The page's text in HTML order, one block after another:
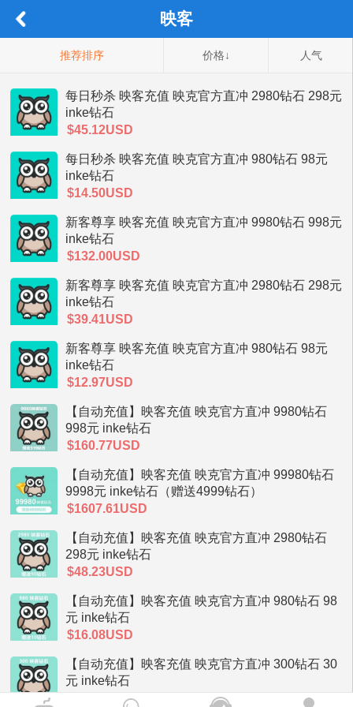
映客
推荐排序 价格↓ 人气
每日秒杀 映客充值 映克官方直冲 2980钻石 298元
inke钻石
$45.12USD
每日秒杀 映客充值 映克官方直冲 980钻石 98元
inke钻石
$14.50USD
新客尊享 映客充值 映克官方直冲 9980钻石 998元
inke钻石
$132.00USD
新客尊享 映客充值 映克官方直冲 2980钻石 298元
inke钻石
$39.41USD
新客尊享 映客充值 映克官方直冲 980钻石 98元
inke钻石
$12.97USD
【自动充值】映客充值 映克官方直冲 9980钻石
998元 inke钻石
$160.77USD
【自动充值】映客充值 映克官方直冲 99980钻石
9998元 inke钻石（赠送4999钻石）
$1607.61USD
【自动充值】映客充值 映克官方直冲 2980钻石
298元 inke钻石
$48.23USD
【自动充值】映客充值 映克官方直冲 980钻石 98
元 inke钻石
$16.08USD
【自动充值】映客充值 映克官方直冲 300钻石 30
元 inke钻石
$5.32USD